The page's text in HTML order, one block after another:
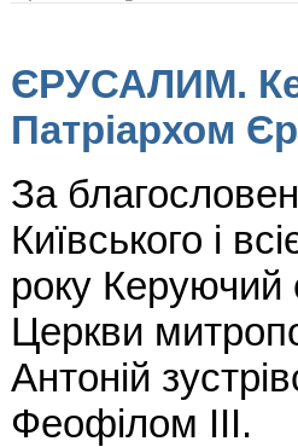
ЄРУСАЛИМ.
Патріархом
За
Київського і
року Керуючий
Церкви
Антоній
Феофілом ІІІ.